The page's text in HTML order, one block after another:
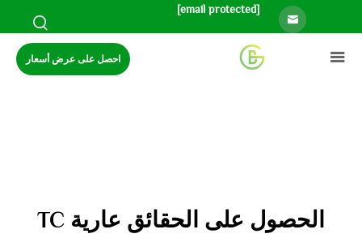
[email protected]
احصل على عرض أسعار
الحصول على الحقائق عارية TC